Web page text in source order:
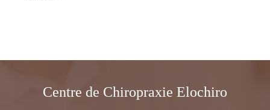
Centre de Chiropraxie Elochiro